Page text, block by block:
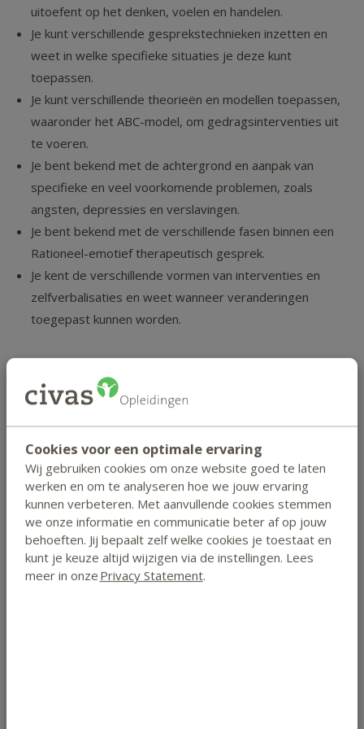
Cookies voor een optimale ervaring
Wij gebruiken cookies om onze website goed te laten
werken en om te analyseren hoe we jouw ervaring
kunnen verbeteren. Met aanvullende cookies stemmen
we onze informatie en communicatie beter af op jouw
behoeften. Jij bepaalt zelf welke cookies je toestaat en
kunt je keuze altijd wijzigen via de instellingen. Lees
meer in onze Privacy Statement.
uitoefent op het denken, voelen en handelen.
Je kunt verschillende gesprekstechnieken inzetten en
weet in welke specifieke situaties je deze kunt
toepassen.
Je kunt verschillende theorieën en modellen toepassen,
waaronder het ABC-model, om gedragsinterventies uit
te voeren.
Je bent bekend met de achtergrond en aanpak van
specifieke en veel voorkomende problemen, zoals
angsten, depressies en verslavingen.
Je bent bekend met de verschillende fasen binnen een
Rationeel-emotief therapeutisch gesprek.
Je kent de verschillende vormen van interventies en
zelfverbalisaties en weet wanneer veranderingen
toegepast kunnen worden.
Diploma & Accreditaties
Certificaat
Bij een gemiddelde score van 5,5 of
hoger voor het ingezonden huiswerk
kan je een certificaat van deelname
downloaden in je studentenportaal.
Lees meer
Diploma
Bij een gemiddelde score van 5,5 of
hoger voor het ingezonden huiswerk en
een voldoende voor het thuis af te